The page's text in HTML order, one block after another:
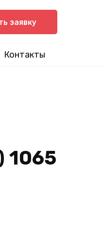
Контакты
заявку
1065